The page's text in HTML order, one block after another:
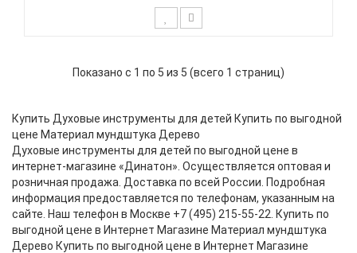
непременно станет любимой игрушкой маленького
Технические характеристики: Материал: дерево
Длина: 20 см Количест..
Показано с 1 по 5 из 5 (всего 1 страниц)
Купить Духовые инструменты для детей Купить по выгодной
цене Материал мундштука Дерево
Духовые инструменты для детей по выгодной цене в
интернет-магазине «Динатон». Осуществляется оптовая и
розничная продажа. Доставка по всей России. Подробная
информация предоставляется по телефонам, указанным на
сайте. Наш телефон в Москве +7 (495) 215-55-22. Купить по
выгодной цене в Интернет Магазине Материал мундштука
Дерево Купить по выгодной цене в Интернет Магазине